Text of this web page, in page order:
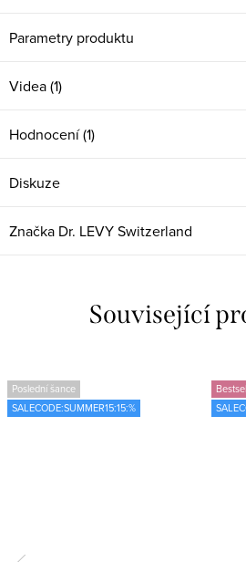
Parametry produktu
Videa (1)
Hodnocení (1)
Diskuze
Značka Dr. LEVY Switzerland
Související
Poslední šance
SALECODE:SUMMER15:15:%